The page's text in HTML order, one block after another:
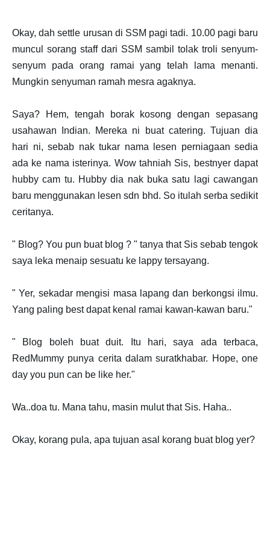
Okay, dah settle urusan di SSM pagi tadi. 10.00 pagi baru
muncul sorang staff dari SSM sambil tolak troli senyum-
senyum pada orang ramai yang telah lama menanti.
Mungkin senyuman ramah mesra agaknya.
Saya? Hem, tengah borak kosong dengan sepasang
usahawan Indian. Mereka ni buat catering. Tujuan dia
hari ni, sebab nak tukar nama lesen perniagaan sedia
ada ke nama isterinya. Wow tahniah Sis, bestnyer dapat
hubby cam tu. Hubby dia nak buka satu lagi cawangan
baru menggunakan lesen sdn bhd. So itulah serba sedikit
ceritanya.
" Blog? You pun buat blog ? " tanya that Sis sebab tengok
saya leka menaip sesuatu ke lappy tersayang.
" Yer, sekadar mengisi masa lapang dan berkongsi ilmu.
Yang paling best dapat kenal ramai kawan-kawan baru."
" Blog boleh buat duit. Itu hari, saya ada terbaca,
RedMummy punya cerita dalam suratkhabar. Hope, one
day you pun can be like her."
Wa..doa tu. Mana tahu, masin mulut that Sis. Haha..
Okay, korang pula, apa tujuan asal korang buat blog yer?